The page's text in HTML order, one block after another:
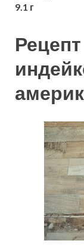
9.1 г